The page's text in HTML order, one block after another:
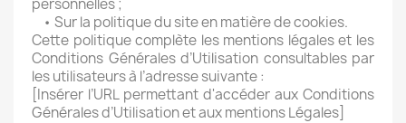
personnelles ;
• Sur la politique du site en matière de cookies.
Cette politique complète les mentions légales et les
Conditions Générales d’Utilisation consultables par
les utilisateurs à l’adresse suivante :
[Insérer l’URL permettant d'accéder aux Conditions
Générales d’Utilisation et aux mentions Légales]